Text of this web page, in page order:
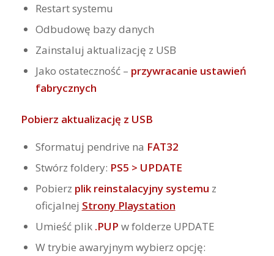
Restart systemu
Odbudowę bazy danych
Zainstaluj aktualizację z USB
Jako ostateczność – przywracanie ustawień
fabrycznych
Pobierz aktualizację z USB
Sformatuj pendrive na FAT32
Stwórz foldery: PS5 > UPDATE
Pobierz plik reinstalacyjny systemu z
oficjalnej Strony Playstation
Umieść plik .PUP w folderze UPDATE
W trybie awaryjnym wybierz opcję: